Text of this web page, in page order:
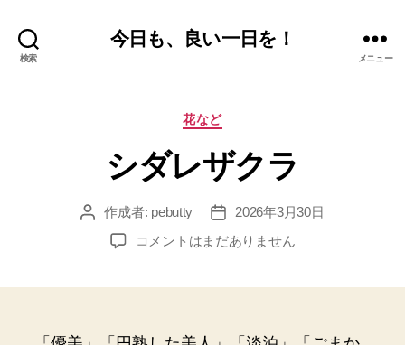
検索
今日も、良い一日を！
メニュー
カ
ゴ
リ
花など
シダレザクラ
投
作成者: pebutty
投
稿
日
2026年3月30日
シ
ラ
コメントはまだありません